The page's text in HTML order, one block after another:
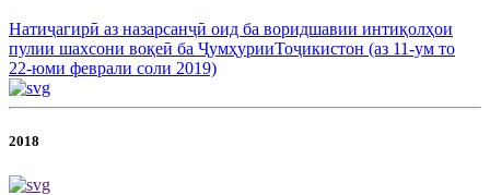
Натиҷагирӣ аз назарсанҷӣ оид ба воридшавии интиқолҳои
пулии шахсони воқеӣ ба ҶумҳурииТоҷикистон (аз 11-ум то
22-юми феврали соли 2019)
2018